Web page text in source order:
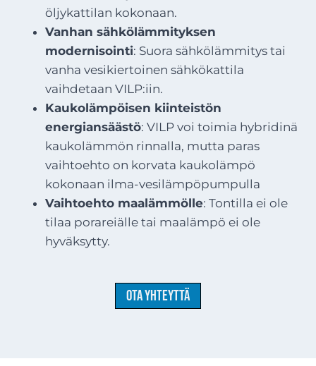
öljykattilan kokonaan.
Vanhan sähkölämmityksen
modernisointi: Suora sähkölämmitys tai
vanha vesikiertoinen sähkökattila
vaihdetaan VILP:iin.
Kaukolämpöisen kiinteistön
energiansäästö: VILP voi toimia hybridinä
kaukolämmön rinnalla, mutta paras
vaihtoehto on korvata kaukolämpö
kokonaan ilma-vesilämpöpumpulla
Vaihtoehto maalämmölle: Tontilla ei ole
tilaa porareiälle tai maalämpö ei ole
hyväksytty.
Ota yhteyttä